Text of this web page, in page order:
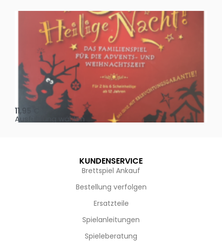
Oh, heilige Nacht!
11,95
Ausführung wählen
KUNDENSERVICE
Brettspiel Ankauf
Bestellung verfolgen
Ersatzteile
Spielanleitungen
Spieleberatung